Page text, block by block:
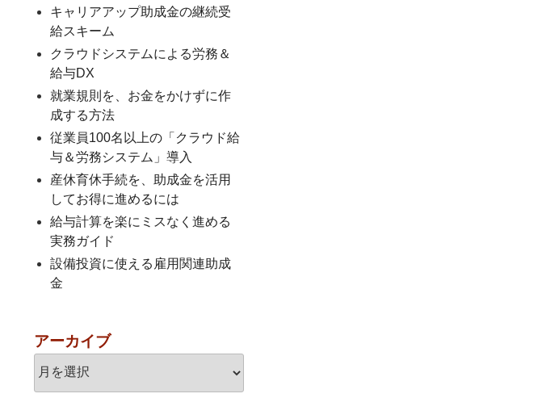
キャリアアップ助成金の継続受
給スキーム
クラウドシステムによる労務＆
給与DX
就業規則を、お金をかけずに作
成する方法
従業員100名以上の「クラウド給
与＆労務システム」導入
産休育休手続を、助成金を活用
してお得に進めるには
給与計算を楽にミスなく進める
実務ガイド
設備投資に使える雇用関連助成
金
アーカイブ